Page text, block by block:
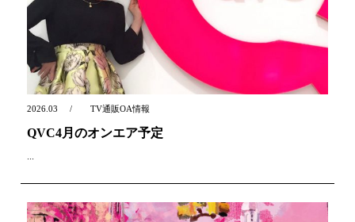
2026.03 TV通販OA情報
QVC4月のオンエア予定
...